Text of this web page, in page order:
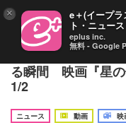
芦⽥愛菜が“イケ
る瞬間 映画『星
1/2
ニュース
動画 映
× e＋(イープ
ト・ニュー
eplus inc.
無料 - Google